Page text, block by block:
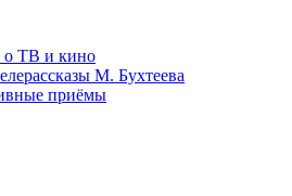
о ТВ и кино
М. Бухтеева
приёмы